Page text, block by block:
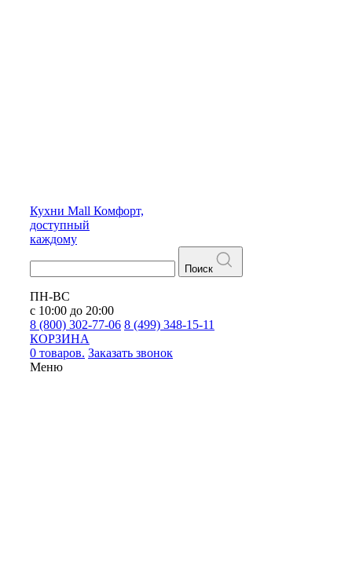
Кухни Mall Комфорт,
доступный
каждому
Поиск
ПН-ВС
с 10:00 до 20:00
8 (800) 302-77-06 8 (499) 348-15-11
КОРЗИНА
0 товаров. Заказать звонок
Меню